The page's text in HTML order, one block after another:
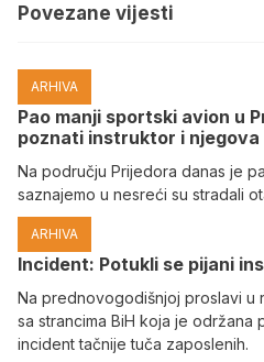
Povezane vijesti
ARHIVA
Pao manji sportski avion u
poznati instruktor i njegova
Na području Prijedora danas je
saznajemo u nesreći su stradali
ARHIVA
Incident: Potukli se pijani
Na prednovogodišnjoj proslavi u
sa strancima BiH koja je
incident tačnije tuča zaposlenih.